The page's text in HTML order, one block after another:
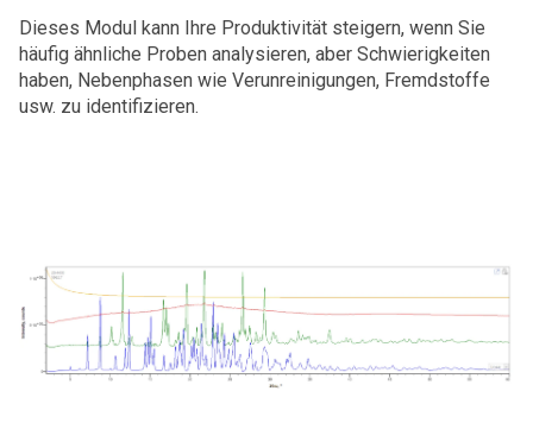
Dieses Modul kann Ihre Produktivität steigern, wenn Sie
häufig ähnliche Proben analysieren, aber Schwierigkeiten
haben, Nebenphasen wie Verunreinigungen, Fremdstoffe
usw. zu identifizieren.